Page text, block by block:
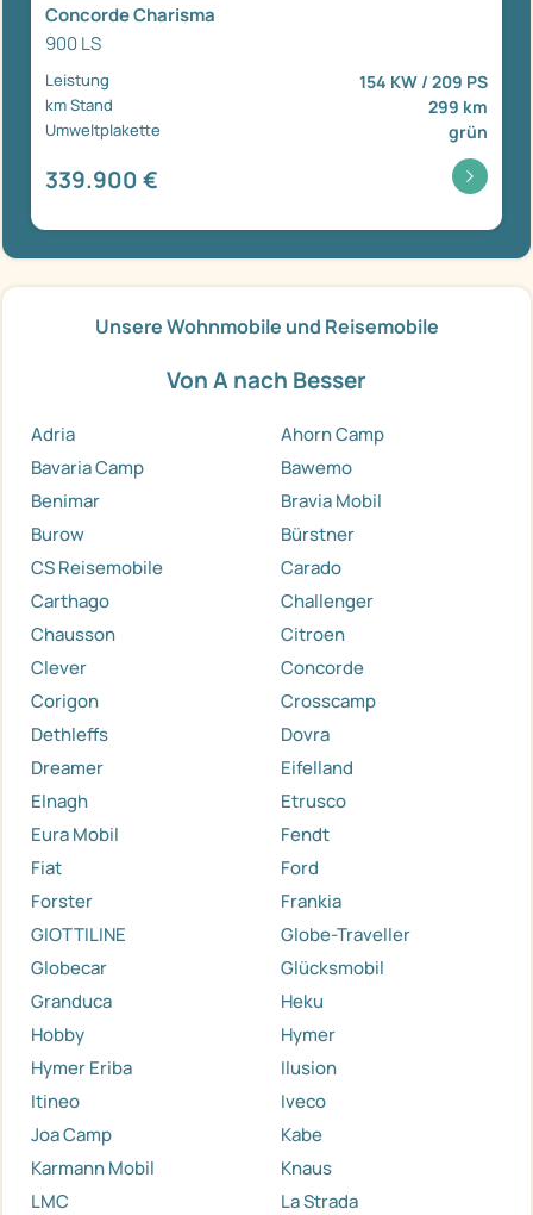
Concorde Charisma
900 LS
Leistung 154 KW / 209 PS
km Stand 299 km
Umweltplakette grün
339.900 €
Unsere Wohnmobile und Reisemobile
Von A nach Besser
Adria
Ahorn Camp
Bavaria Camp
Bawemo
Benimar
Bravia Mobil
Burow
Bürstner
CS Reisemobile
Carado
Carthago
Challenger
Chausson
Citroen
Clever
Concorde
Corigon
Crosscamp
Dethleffs
Dovra
Dreamer
Eifelland
Elnagh
Etrusco
Eura Mobil
Fendt
Fiat
Ford
Forster
Frankia
GIOTTILINE
Globe-Traveller
Globecar
Glücksmobil
Granduca
Heku
Hobby
Hymer
Hymer Eriba
Ilusion
Itineo
Iveco
Joa Camp
Kabe
Karmann Mobil
Knaus
LMC
La Strada